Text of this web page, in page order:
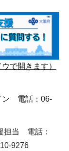
で開きます）
ン 電話：06-
担当 電話：
9276